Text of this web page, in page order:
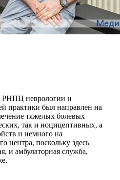
РНПЦ неврологии и
практики был направлен на
тяжелых болевых
так и ноцицептивных, а
и немного на
центра, поскольку здесь
и амбулаторная служба,